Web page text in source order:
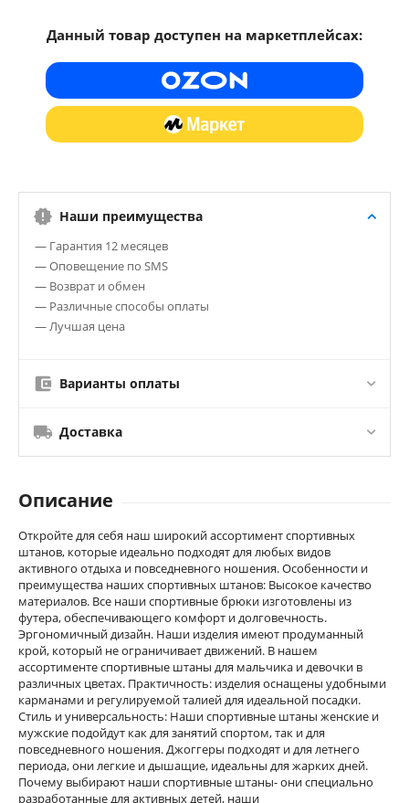
Данный товар доступен на маркетплейсах:
Наши преимущества
— Гарантия 12 месяцев
— Оповещение по SMS
— Возврат и обмен
— Различные способы оплаты
— Лучшая цена
Варианты оплаты
Доставка
Описание
Откройте для себя наш широкий ассортимент спортивных
штанов, которые идеально подходят для любых видов
активного отдыха и повседневного ношения. Особенности и
преимущества наших спортивных штанов: Высокое качество
материалов. Все наши спортивные брюки изготовлены из
футера, обеспечивающего комфорт и долговечность.
Эргономичный дизайн. Наши изделия имеют продуманный
крой, который не ограничивает движений. В нашем
ассортименте спортивные штаны для мальчика и девочки в
различных цветах. Практичность: изделия оснащены удобными
карманами и регулируемой талией для идеальной посадки.
Стиль и универсальность: Наши спортивные штаны женские и
мужские подойдут как для занятий спортом, так и для
повседневного ношения. Джоггеры подходят и для летнего
периода, они легкие и дышащие, идеальны для жарких дней.
Почему выбирают наши спортивные штаны- они специально
разработанные для активных детей, наши